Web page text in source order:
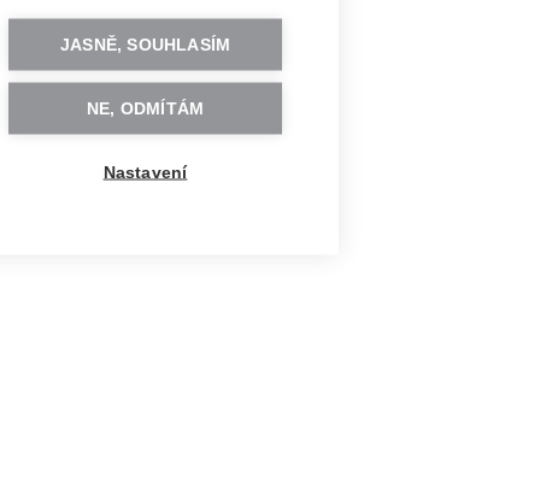
JASNĚ, SOUHLASÍM
NE, ODMÍTÁM
Nastavení